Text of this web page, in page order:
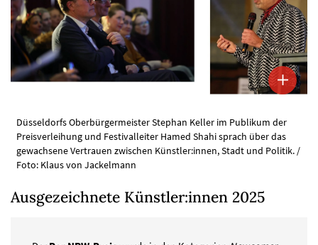
Düsseldorfs Oberbürgermeister Stephan Keller im Publikum der
Preisverleihung und Festivalleiter Hamed Shahi sprach über das
gewachsene Vertrauen zwischen Künstler:innen, Stadt und Politik. /
Foto: Klaus von Jackelmann
Ausgezeichnete Künstler:innen 2025